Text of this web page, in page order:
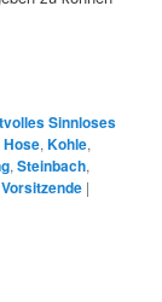
Sinnloses
Hose,Kohle,
,Steinbach,
Vorsitzende |